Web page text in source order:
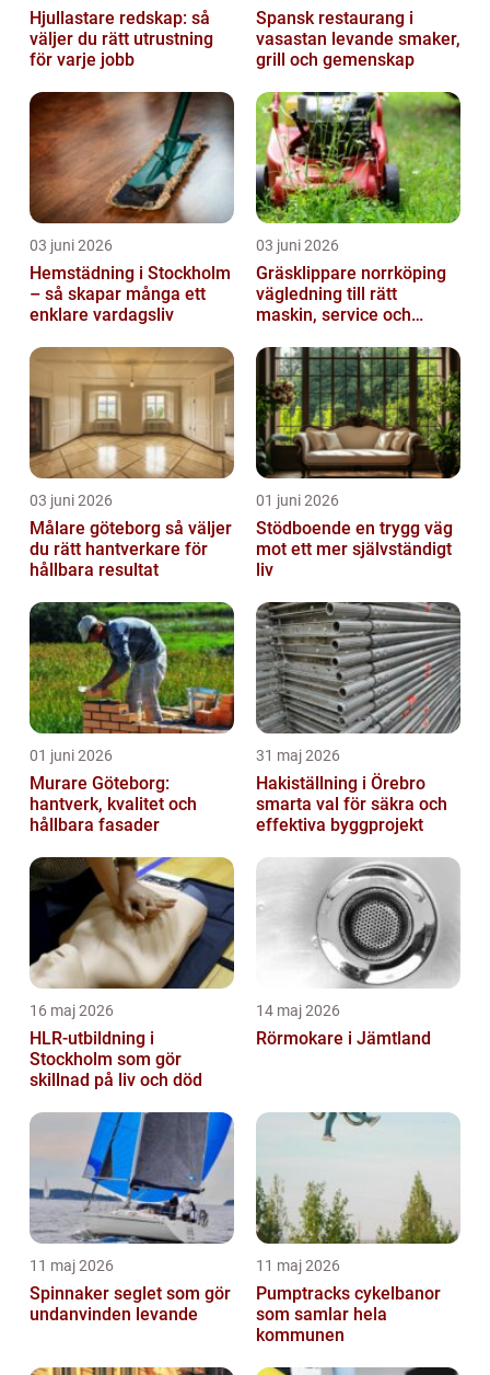
Hjullastare redskap: så
väljer du rätt utrustning
för varje jobb
Spansk restaurang i
vasastan levande smaker,
grill och gemenskap
03 juni 2026
Hemstädning i Stockholm
– så skapar många ett
enklare vardagsliv
03 juni 2026
Gräsklippare norrköping
vägledning till rätt
maskin, service och
03 juni 2026
Målare göteborg så väljer
du rätt hantverkare för
hållbara resultat
01 juni 2026
Stödboende en trygg väg
mot ett mer självständigt
liv
01 juni 2026
Murare Göteborg:
hantverk, kvalitet och
hållbara fasader
31 maj 2026
Hakiställning i Örebro
smarta val för säkra och
effektiva byggprojekt
16 maj 2026
HLR-utbildning i
Stockholm som gör
skillnad på liv och död
14 maj 2026
Rörmokare i Jämtland
11 maj 2026
Spinnaker seglet som gör
undanvinden levande
11 maj 2026
Pumptracks cykelbanor
som samlar hela
kommunen